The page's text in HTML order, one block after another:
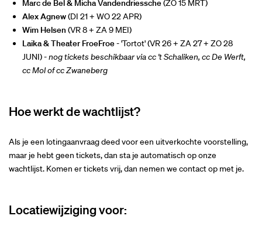
Marc de Bel & Micha Vandendriessche(ZO 15 MRT)
Alex Agnew(DI 21 + WO 22 APR)
Wim Helsen(VR 8 + ZA 9 MEI)
Laika & Theater FroeFroe- 'Tortot' (VR 26 + ZA 27 + ZO 28
JUNI) -nog tickets beschikbaar via cc 't Schaliken, cc De Werft,
cc Mol of cc Zwaneberg
Hoe werkt de wachtlijst?
Als je een lotingaanvraag deed voor een uitverkochte voorstelling,
maar je hebt geen tickets, dan sta je automatisch op onze
wachtlijst. Komen er tickets vrij, dan nemen we contact op met je.
Locatiewijziging voor: